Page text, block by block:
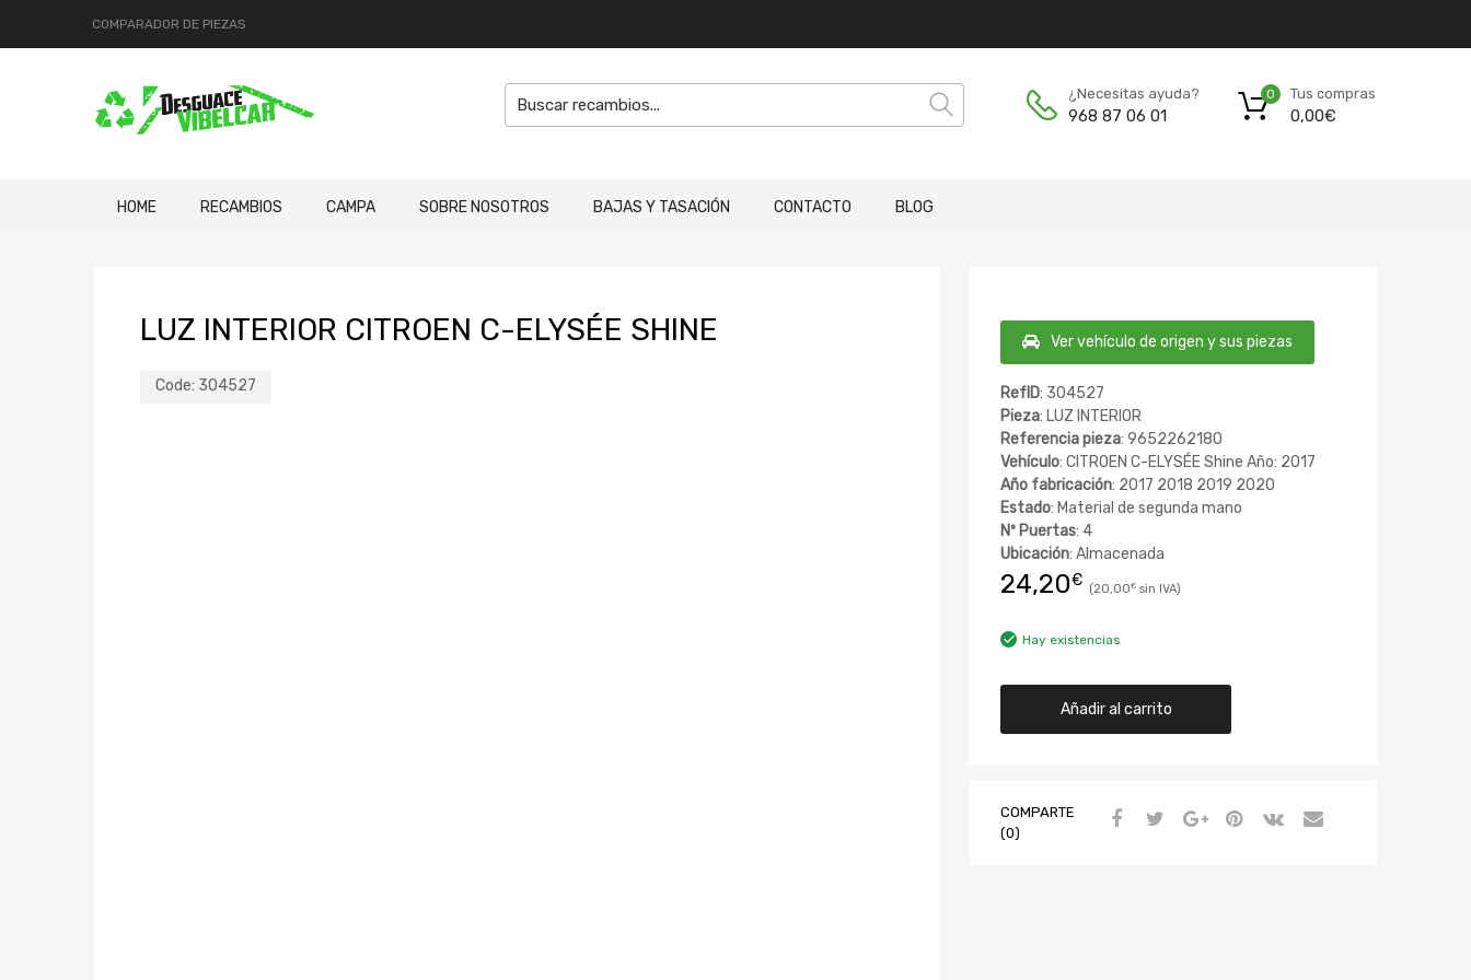
COMPARADOR DE PIEZAS
¿Necesitas ayuda?
968 87 06 01
Tus compras
0,00€
0
HOME RECAMBIOS CAMPA SOBRE NOSOTROS BAJAS Y TASACIÓN CONTACTO BLOG
LUZ INTERIOR CITROEN C-ELYSÉE SHINE
Code: 304527
Ver vehículo de origen y sus piezas
RefID: 304527
Pieza: LUZ INTERIOR
Referencia pieza: 9652262180
Vehículo: CITROEN C-ELYSÉE Shine Año: 2017
Año fabricación: 2017 2018 2019 2020
Estado: Material de segunda mano
Nº Puertas: 4
Ubicación: Almacenada
24,20€ 20,00€
Hay existencias
Añadir al carrito
COMPARTE
(0)